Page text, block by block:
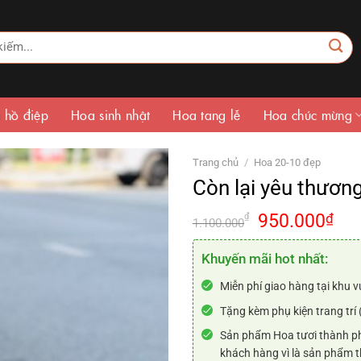
hồ điệp Hoa sinh nhật Hoa tang lễ Hoa chúc mừng
Trang chủ / Hoa 20-10 đẹp
Còn lại yêu
1.100.000₫
Giá
gốc
là:
1.100.000₫.
950.000₫Giá
là:
Khuyến mãi hot nhất:
Miễn phí giao hàng tại khu
Tặng kèm phụ kiện trang
Sản phẩm Hoa tươi thành
khách hàng vì là sản phẩm